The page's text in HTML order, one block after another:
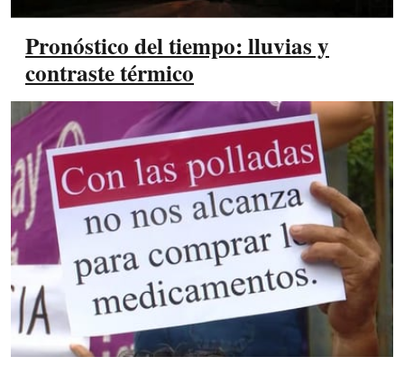
Pronóstico del tiempo: lluvias y
contraste térmico